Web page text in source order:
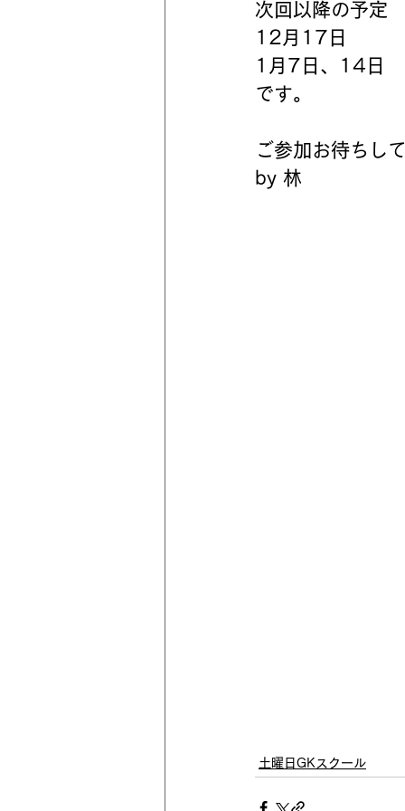
次回以降の予定
12月17日
1月7日、14日
です。
ご参加お待ちし
by 林
土曜日GKスクール